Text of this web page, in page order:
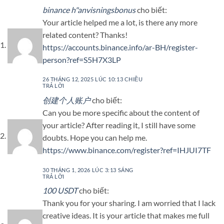
binance h"anvisningsbonuscho biết:
Your article helped me a lot, is there any more
related content? Thanks!
https://accounts.binance.info/ar-BH/register-
person?ref=S5H7X3LP
26 THÁNG 12, 2025 LÚC 10:13 CHIỀU
TRẢ LỜI
创建个人账户cho biết:
Can you be more specific about the content of
your article? After reading it, I still have some
doubts. Hope you can help me.
https://www.binance.com/register?ref=IHJUI7TF
30 THÁNG 1, 2026 LÚC 3:13 SÁNG
TRẢ LỜI
100 USDTcho biết:
Thank you for your sharing. I am worried that I lack
creative ideas. It is your article that makes me full